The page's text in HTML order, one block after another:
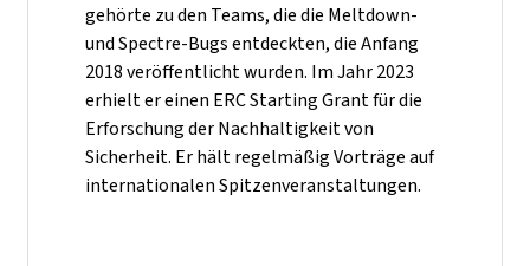
gehörte zu den Teams, die die Meltdown-
und Spectre-Bugs entdeckten, die Anfang
2018 veröffentlicht wurden. Im Jahr 2023
erhielt er einen ERC Starting Grant für die
Erforschung der Nachhaltigkeit von
Sicherheit. Er hält regelmäßig Vorträge auf
internationalen Spitzenveranstaltungen.